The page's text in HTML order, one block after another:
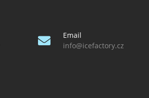
Email
info@icefactory.cz